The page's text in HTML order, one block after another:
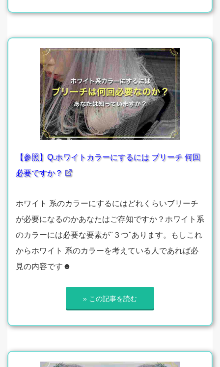
【参照】Q.ホワイトカラーにするには ブリーチ 何回
必要ですか？
ホワイト 系のカラーにするにはどれくらいブリーチ
が必要になるのかあなたはご存知ですか？ホワイト系
のカラーには必要な要素が"３つ"あります。もしこれ
からホワイト 系のカラーを考えている人であれば必
見の内容です☻
» この記事を読む